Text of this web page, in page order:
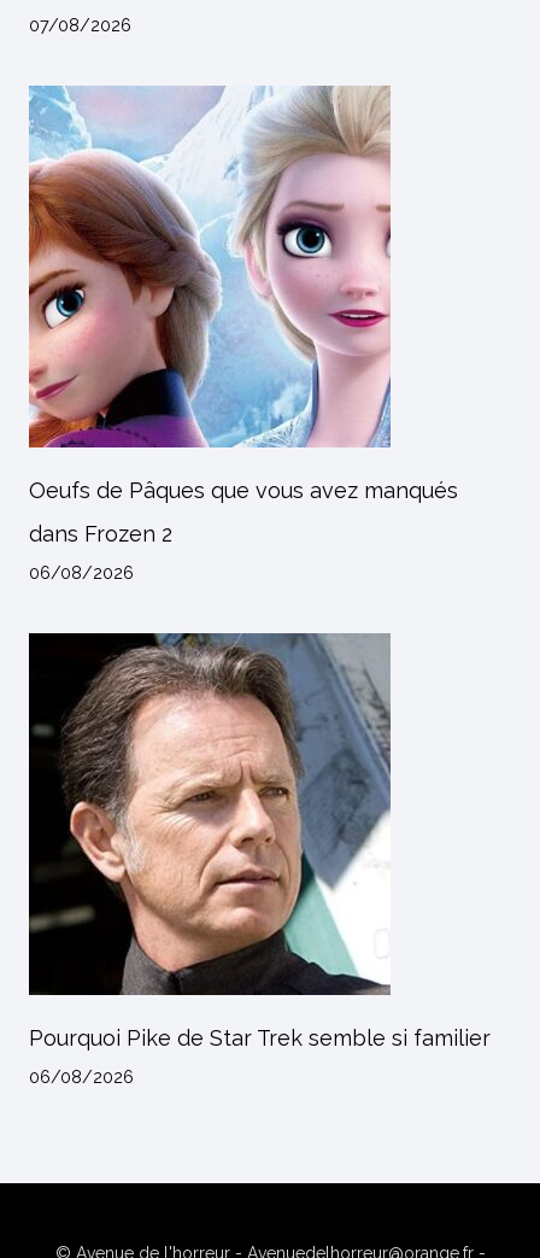
07/08/2026
Oeufs de Pâques que vous avez manqués
dans Frozen 2
06/08/2026
Pourquoi Pike de Star Trek semble si familier
06/08/2026
© Avenue de l'horreur - Avenuedelhorreur@orange.fr -